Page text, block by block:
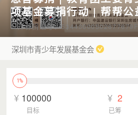
项基金募捐行动 | 帮帮公
公开募捐编号：
深圳市青少年发展基金会
1%
¥ 100000
目标
¥ 2
已筹